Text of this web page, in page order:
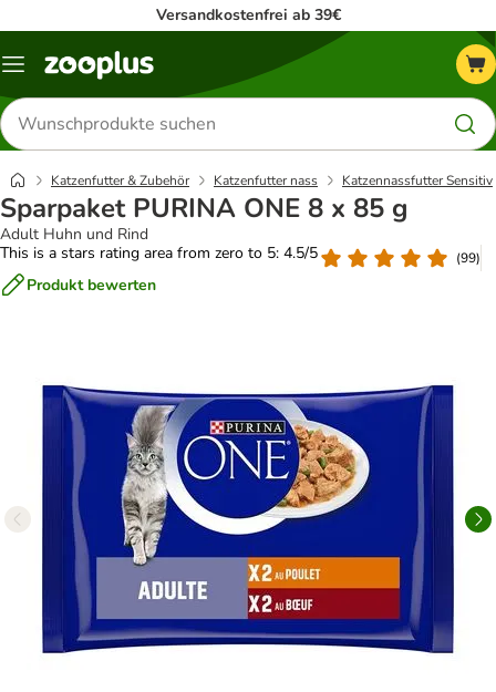
Versandkostenfrei ab 39€
Menü
Produkte
suchen
Katzenfutter & Zubehör Katzenfutter nass Katzennassfutter Sensitiv
Sparpaket PURINA ONE 8 x 85 g
Adult Huhn und Rind
This is a stars rating area from zero to 5: 4.5/5
(99)
Produkt bewerten